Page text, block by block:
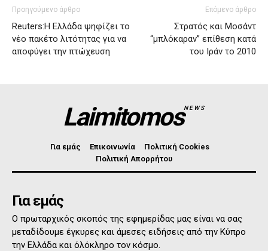
Προηγούμενο άρθρο
Reuters:Η Ελλάδα ψηφίζει το
νέο πακέτο λιτότητας για να
αποφύγει την πτώχευση
Επόμενο άρθρο
Στρατός και Μοσάντ
“μπλόκαραν” επίθεση κατά
του Ιράν το 2010
LaimitomosNEWS
Για εμάς Επικοινωνία
Πολιτική Cookies
Πολιτική Απορρήτου
Για εμάς
Ο πρωταρχικός σκοπός της εφημερίδας μας είναι να σας
μεταδίδουμε έγκυρες και άμεσες ειδήσεις από την Κύπρο
την Ελλάδα και όλόκληρο τον κόσμο.